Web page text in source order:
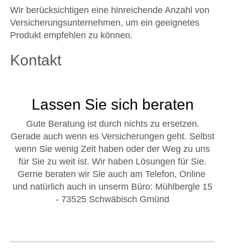
Wir berücksichtigen eine hinreichende Anzahl von
Versicherungsunternehmen, um ein geeignetes
Produkt empfehlen zu können.
Kontakt
Lassen Sie sich beraten
Gute Beratung ist durch nichts zu ersetzen.
Gerade auch wenn es Versicherungen geht. Selbst
wenn Sie wenig Zeit haben oder der Weg zu uns
für Sie zu weit ist. Wir haben Lösungen für Sie.
Gerne beraten wir Sie auch am Telefon, Online
und natürlich auch in unserm Büro: Mühlbergle 15
- 73525 Schwäbisch Gmünd